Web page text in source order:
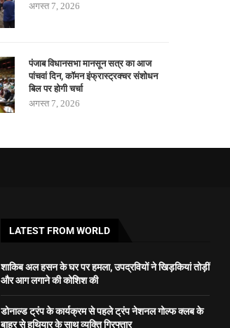
अगस्त 7, 2026
पंजाब विधानसभा मानसून सत्र का आज
पांचवां दिन, कॉमन इंफ्रास्ट्रक्चर संशोधन
बिल पर होगी चर्चा
अगस्त 7, 2026
LATEST FROM WORLD
शाकिब अल हसन के घर पर हमला, उपद्रवियों ने खिड़कियां तोड़ीं
और आग लगाने की कोशिश की
डोनाल्ड ट्रंप के कार्यक्रम से पहले ट्रंप नेशनल गोल्फ क्लब के
बाहर से हथियार के साथ व्यक्ति गिरफ्तार